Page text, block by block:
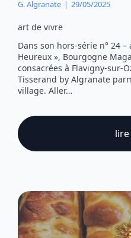
G. Algranate 29/05/2025
art de vivre
Dans son hors-série n° 24
Heureux », Bourgogne
consacrées à Flavigny-sur-
Tisserand by Algranate
village. Aller…